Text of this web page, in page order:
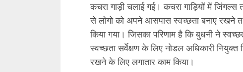
कचरा गाड़ी चलाई गई। कचरा गाड़ियों में जिंगल्स
से लोगो को अपने आसपास स्वच्छता बनाए रखने
किया गया। जिसका परिणाम है कि बुधनी ने
स्वच्छता सर्वेक्षण के लिए नोडल अधिकारी
रखने के लिए लगातार काम किया।